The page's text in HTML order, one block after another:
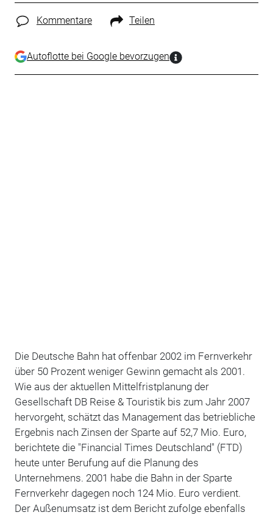
Kommentare Teilen
Autoflotte bei Google bevorzugen
Die Deutsche Bahn hat offenbar 2002 im Fernverkehr
über 50 Prozent weniger Gewinn gemacht als 2001.
Wie aus der aktuellen Mittelfristplanung der
Gesellschaft DB Reise & Touristik bis zum Jahr 2007
hervorgeht, schätzt das Management das betriebliche
Ergebnis nach Zinsen der Sparte auf 52,7 Mio. Euro,
berichtete die "Financial Times Deutschland" (FTD)
heute unter Berufung auf die Planung des
Unternehmens. 2001 habe die Bahn in der Sparte
Fernverkehr dagegen noch 124 Mio. Euro verdient.
Der Außenumsatz ist dem Bericht zufolge ebenfalls